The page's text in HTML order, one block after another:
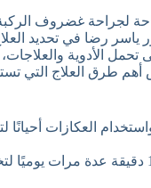
لجراحة غضروف
ياسر رضا في تحديد
الأدوية والعلاجات،
أهم طرق العلاج
العكازات
تطبيق كمادات الثلج أو كيس الثلج على الركبة